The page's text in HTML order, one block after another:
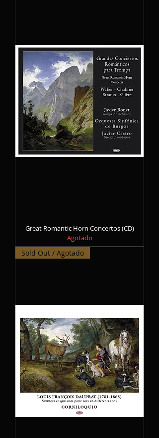
Great Romantic Horn Concertos (CD)
Agotado
Sold Out / Agotado